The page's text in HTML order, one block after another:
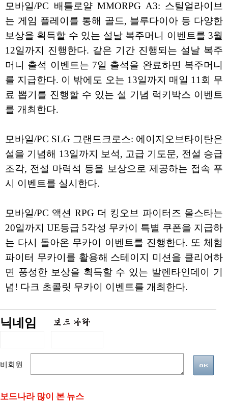
모바일/PC 배틀로얄 MMORPG A3: 스틸얼라이브
는 게임 플레이를 통해 골드, 블루다이아 등 다양한
보상을 획득할 수 있는 설날 복주머니 이벤트를 3월
12일까지 진행한다. 같은 기간 진행되는 설날 복주
머니 출석 이벤트는 7일 출석을 완료하면 복주머니
를 지급한다. 이 밖에도 오는 13일까지 매일 11회 무
료 뽑기를 진행할 수 있는 설 기념 럭키박스 이벤트
를 개최한다.
모바일/PC SLG 그랜드크로스: 에이지오브타이탄은
설을 기념해 13일까지 보석, 고급 기도문, 전설 승급
조각, 전설 마력석 등을 보상으로 제공하는 접속 푸
시 이벤트를 실시한다.
모바일/PC 액션 RPG 더 킹오브 파이터즈 올스타는
20일까지 UE등급 5각성 무카이 특별 쿠폰을 지급하
는 다시 돌아온 무카이 이벤트를 진행한다. 또 체험
파이터 무카이를 활용해 스테이지 미션을 클리어하
면 풍성한 보상을 획득할 수 있는 발렌타인데이 기
념! 다크 초콜릿 무카이 이벤트를 개최한다.
닉네임
비회원
보드나라 많이 본 뉴스